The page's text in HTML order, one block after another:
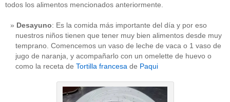
todos los alimentos mencionados anteriormente.
Desayuno: Es la comida más importante del día y por eso
nuestros niños tienen que tener muy bien alimentos desde muy
temprano. Comencemos un vaso de leche de vaca o 1 vaso de
jugo de naranja, y acompañarlo con un omelette de huevo o
como la receta de Tortilla francesa de Paqui